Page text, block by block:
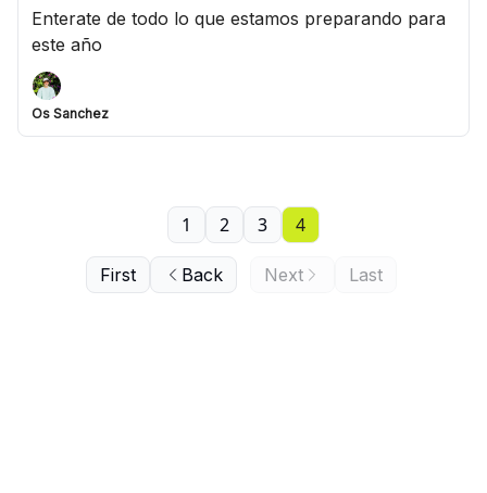
Enterate de todo lo que estamos preparando para
este año
Os Sanchez
First Back
1 2 3 4
Next Last